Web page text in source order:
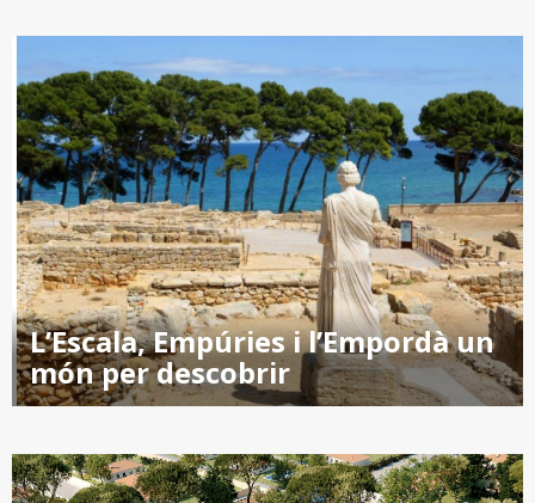
L’Escala, Empúries i l’Empordà un
món per descobrir